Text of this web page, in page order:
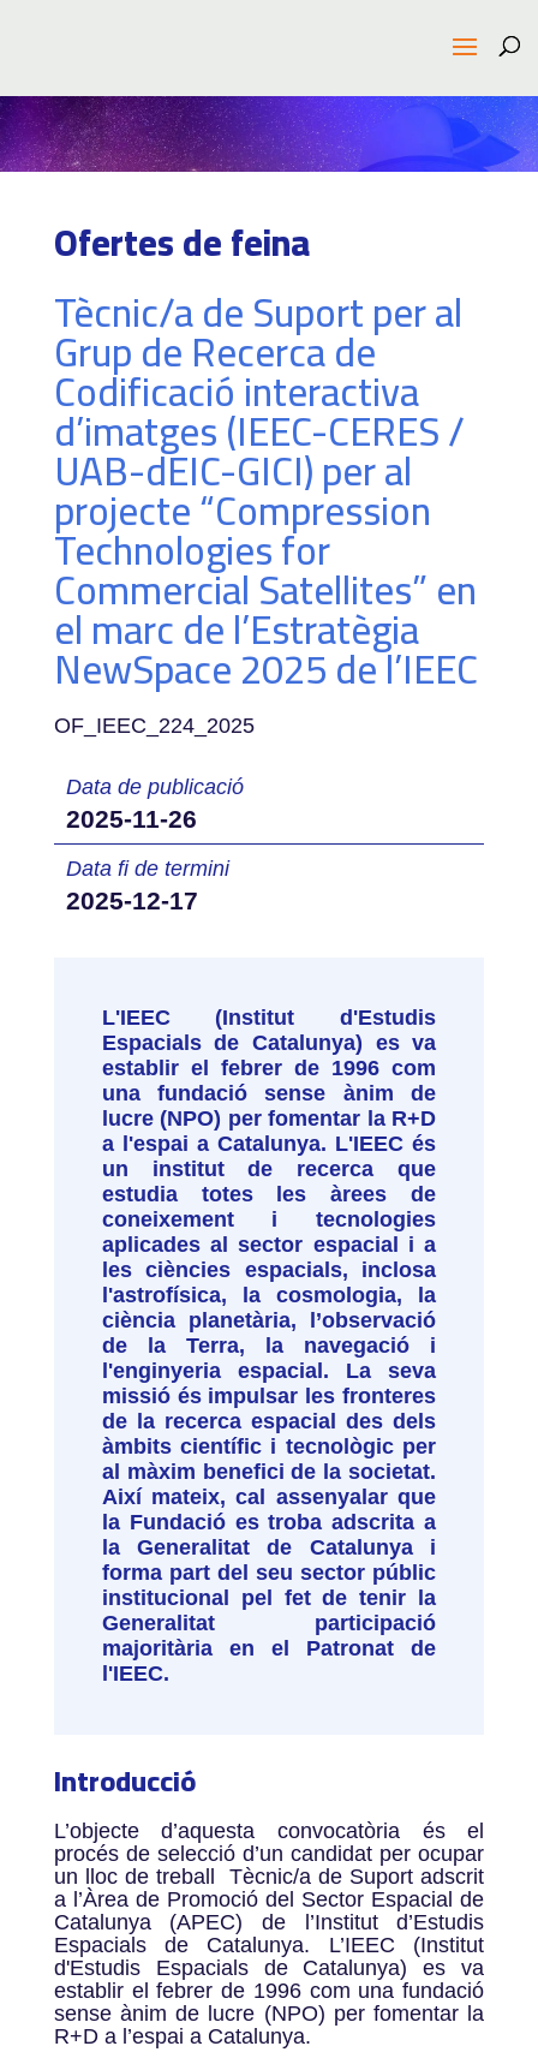
Ofertes de feina
Tècnic/a de Suport per al
Grup de Recerca de
Codificació interactiva
d’imatges (IEEC-CERES /
UAB-dEIC-GICI) per al
projecte “Compression
Technologies for
Commercial Satellites” en
el marc de l’Estratègia
NewSpace 2025 de l’IEEC
OF_IEEC_224_2025
Data de publicació
2025-11-26
Data fi de termini
2025-12-17
L'IEEC (Institut d'Estudis
Espacials de Catalunya) es va
establir el febrer de 1996 com
una fundació sense ànim de
lucre (NPO) per fomentar la R+D
a l'espai a Catalunya. L'IEEC és
un institut de recerca que
estudia totes les àrees de
coneixement i tecnologies
aplicades al sector espacial i a
les ciències espacials, inclosa
l'astrofísica, la cosmologia, la
ciència planetària, l’observació
de la Terra, la navegació i
l'enginyeria espacial. La seva
missió és impulsar les fronteres
de la recerca espacial des dels
àmbits científic i tecnològic per
al màxim benefici de la societat.
Així mateix, cal assenyalar que
la Fundació es troba adscrita a
la Generalitat de Catalunya i
forma part del seu sector públic
institucional pel fet de tenir la
Generalitat participació
majoritària en el Patronat de
l'IEEC.
Introducció
L’objecte d’aquesta convocatòria és el
procés de selecció d’un candidat per ocupar
un lloc de treball Tècnic/a de Suport adscrit
a l’Àrea de Promoció del Sector Espacial de
Catalunya (APEC) de l’Institut d’Estudis
Espacials de Catalunya. L’IEEC (Institut
d'Estudis Espacials de Catalunya) es va
establir el febrer de 1996 com una fundació
sense ànim de lucre (NPO) per fomentar la
R+D a l’espai a Catalunya.